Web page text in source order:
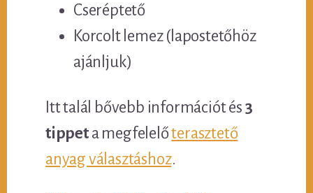
Cseréptető
Korcolt lemez (lapostetőhöz
ajánljuk)
Itt talál bővebb információt és 3
tippeta megfelelőterasztető
anyag választáshoz.